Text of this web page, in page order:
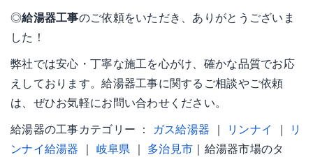
◎給湯器工事のご依頼をいただき、ありがとうございま
した！
弊社では安心・丁寧な施工を心がけ、確かな品質でお応
えしております。給湯器工事に関するご相談やご依頼
は、ぜひお気軽にお問い合わせください。
給湯器の工事カテゴリー ： ガス給湯器 ｜ リンナイ ｜
リ
ンナイ給湯器 ｜ 岐阜県 ｜ 多治見市 ｜給湯器市場のタ